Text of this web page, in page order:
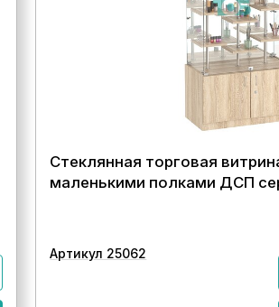
Стеклянная торговая
маленькими полками ДСП
Артикул 25062